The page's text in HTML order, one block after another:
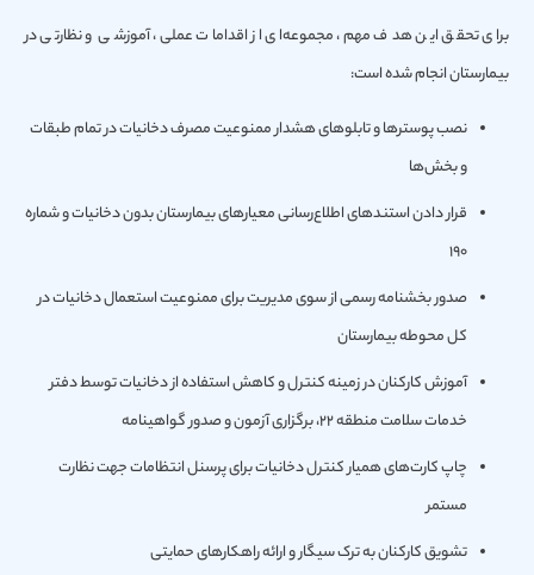
برای تحقق این هدف مهم، مجموعه‌ای از اقدامات عملی، آموزشی و نظارتی در
بیمارستان انجام شده است:
نصب پوسترها و تابلوهای هشدار ممنوعیت مصرف دخانیات در تمام طبقات
و بخش‌ها
قرار دادن استندهای اطلاع‌رسانی معیارهای بیمارستان بدون دخانیات و شماره
190
صدور بخشنامه رسمی از سوی مدیریت برای ممنوعیت استعمال دخانیات در
کل محوطه بیمارستان
آموزش کارکنان در زمینه کنترل و كاهش استفاده از دخانیات توسط دفتر
خدمات سلامت منطقه 22، برگزاری آزمون و صدور گواهینامه
چاپ کارت‌های همیار کنترل دخانیات برای پرسنل انتظامات جهت نظارت
مستمر
تشویق کارکنان به ترک سیگار و ارائه راهکارهای حمایتی